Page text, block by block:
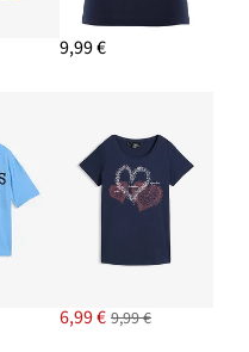
9,99 €
6,99 € 9,99 €